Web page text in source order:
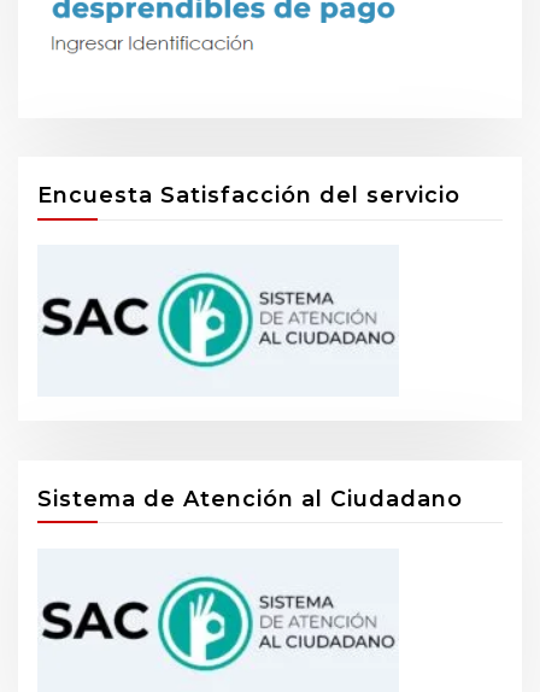
Encuesta Satisfacción del servicio
Sistema de Atención al Ciudadano